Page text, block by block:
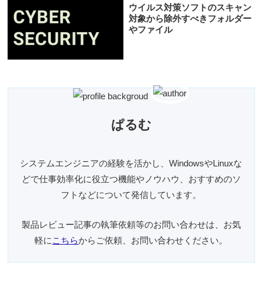
ウイルス対策ソフトのスキャン
対象から除外すべきフォルダー
やファイル
ぱるむ
システムエンジニアの経験を活かし、WindowsやLinuxな
どで仕事効率化に役立つ機能やノウハウ、おすすめのソ
フトなどについて発信しています。
製品レビュー記事の執筆依頼等のお問い合わせは、お気
軽に こちらからご依頼、お問い合わせください。